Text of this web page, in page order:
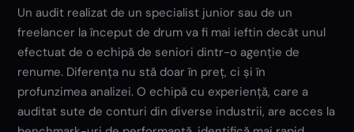
Un audit realizat de un specialist junior sau de un
freelancer la început de drum va fi mai ieftin decât unul
efectuat de o echipă de seniori dintr-o agenție de
renume. Diferența nu stă doar în preț, ci și în
profunzimea analizei. O echipă cu experiență, care a
auditat sute de conturi din diverse industrii, are acces la